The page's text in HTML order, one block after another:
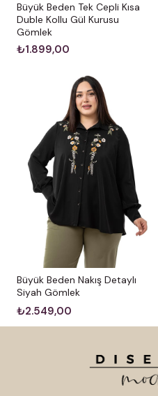
Büyük Beden Tek Cepli Kısa
Duble Kollu Gül Kurusu
Gömlek
₺1.899,00
Büyük Beden Nakış Detaylı
Siyah Gömlek
₺2.549,00